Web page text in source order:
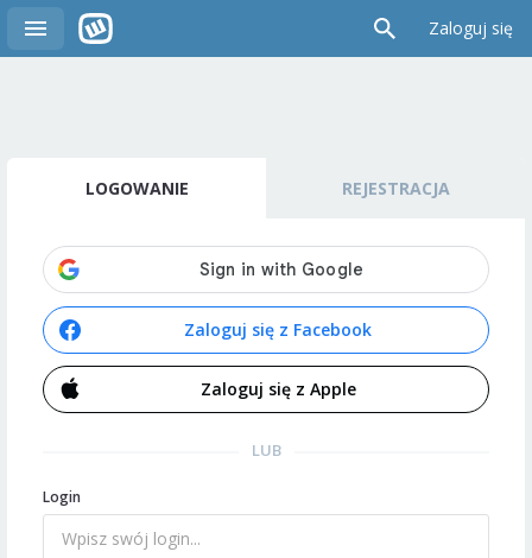
Zaloguj się
LOGOWANIE REJESTRACJA
Zaloguj się z Facebook
Zaloguj się z Apple
LUB
Login